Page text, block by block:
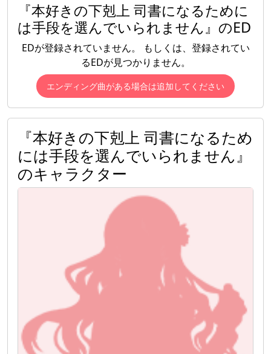
『本好きの下剋上 司書になるために
は手段を選んでいられません』のED
EDが登録されていません。 もしくは、登録されてい
るEDが見つかりません。
エンディング曲がある場合は追加してください
『本好きの下剋上 司書になるため
には手段を選んでいられません』
のキャラクター